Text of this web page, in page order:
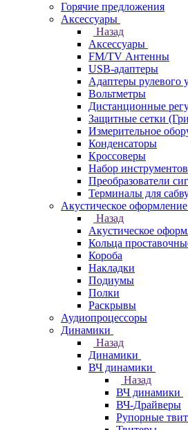
Горячие предложения
Аксессуары
Назад
Аксессуары
FM/TV Антенны
USB-адаптеры
Адаптеры рулевого
Вольтметры
Дистанционные
Защитные сетки
Измерительное
Конденсаторы
Кроссоверы
Набор инструментов
Преобразователи
Терминалы для
Акустическое оформление
Назад
Акустическое
Кольца
Короба
Накладки
Подиумы
Полки
Раскрывы
Аудиопроцессоры
Динамики
Назад
Динамики
ВЧ динамики
Назад
ВЧ динамики
ВЧ-Драйверы
Рупорные